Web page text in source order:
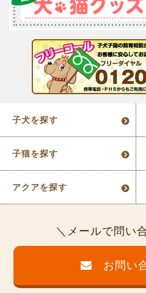
子犬を探す
子猫を探す
アクアを探す
メールで問い
お問い